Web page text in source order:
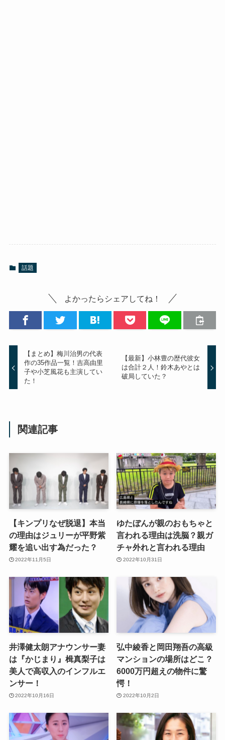
話題
よかったらシェアしてね！
【まとめ】梅川治男の代表
作の35作品一覧！吉高由里
子や小芝風花も主演してい
た！
【最新】小林豊の歴代彼女
は合計２人！鈴木あやとは
破局していた？
関連記事
【キンプリなぜ脱退】本当
の理由はジュリーが平野紫
耀を追い出す為だった？
2022年11月5日
ゆたぼんが親のおもちゃと
言われる理由は洗脳？親ガ
チャ外れと言われる理由
2022年10月31日
井澤健太朗アナウンサー妻
は『かじまり』楫真梨子は
美人で高収入のインフルエ
ンサー！
2022年10月16日
弘中綾香と岡田翔吾の高級
マンションの場所はどこ？
6000万円超えの物件に驚
愕！
2022年10月2日